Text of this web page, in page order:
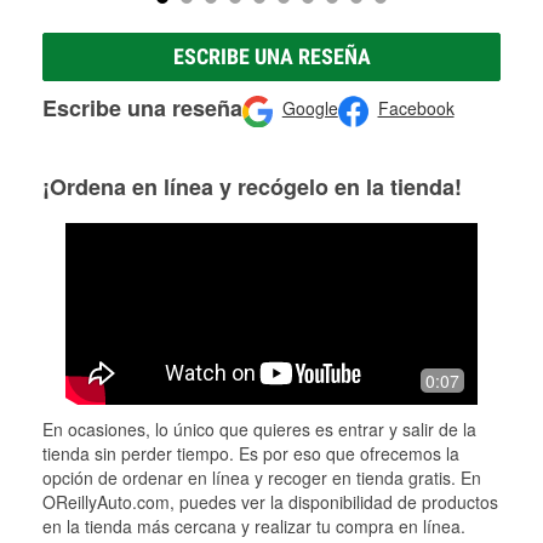
ESCRIBE UNA RESEÑA
Escribe una reseña Google Facebook
¡Ordena en línea y recógelo en la tienda!
0:07
En ocasiones, lo único que quieres es entrar y salir de la
tienda sin perder tiempo. Es por eso que ofrecemos la
opción de ordenar en línea y recoger en tienda gratis. En
OReillyAuto.com, puedes ver la disponibilidad de productos
en la tienda más cercana y realizar tu compra en línea.